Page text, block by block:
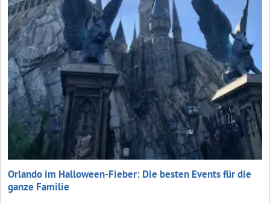
Orlando im Halloween-Fieber: Die besten Events für die
ganze Familie